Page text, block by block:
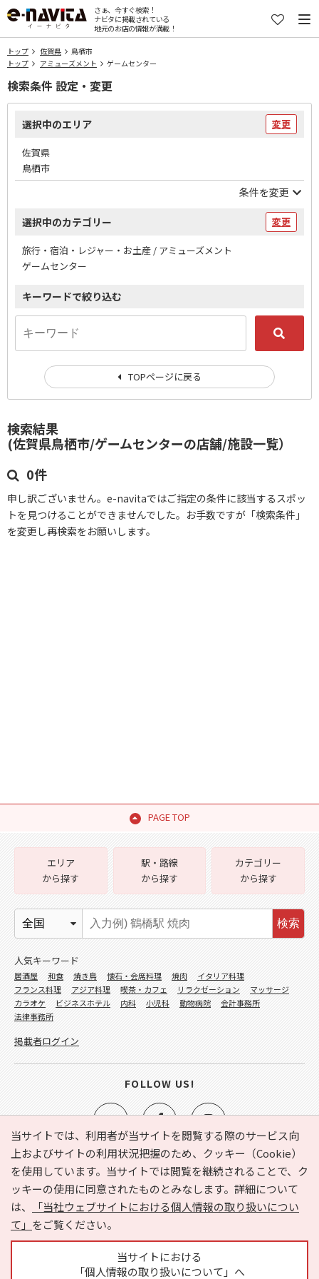
さぁ、今すぐ検索！
ナビタに掲載されている
地元のお店の情報が満載！
トップ 佐賀県
鳥栖市
トップ
アミューズメント ゲームセンター
検索結果
(佐賀県鳥栖市/ゲームセンターの店舗/施設一覧）
0件
申し訳ございません。e-navitaではご指定の条件に該当するスポッ
トを見つけることができませんでした。お手数ですが「検索条件」
を変更し再検索をお願いします。
検索条件 設定・変更
選択中のエリア 変更
佐賀県
鳥栖市
条件を変更
選択中のカテゴリー 変更
旅行・宿泊・レジャー・お土産 / アミューズメント
ゲームセンター
キーワードで絞り込む
TOPページに戻る
PAGE TOP
当サイトでは、利用者が当サイトを閲覧する際のサービス向
上およびサイトの利用状況把握のため、クッキー（Cookie）
を使用しています。当サイトでは閲覧を継続されることで、ク
ッキーの使用に同意されたものとみなします。詳細について
は、
「当社ウェブサイトにおける個人情報の取り扱いについ
て」 をご覧ください。
当サイトにおける
「個人情報の取り扱いについて」へ
e-NAVITA（イーナビタ）とは？ お気に入り
ヘルプ
利用規約
個人情報の取り扱いについて
運営会社
サイトマップ
広告掲載に関するお問い合わせ
エリア
から探す
駅・路線
から探す
カテゴリー
から探す
検索
人気キーワード
居酒屋 和食 焼き鳥 懐石・会席料理 焼肉
イタリア料理
フランス料理
アジア料理 喫茶・カフェ リラクゼーション
マッサージ
カラオケ
ビジネスホテル 内科 小児科 動物病院
会計事務所
法律事務所
掲載者ログイン
FOLLOW US!